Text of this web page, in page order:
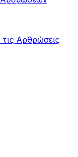
Αρθρώσεις